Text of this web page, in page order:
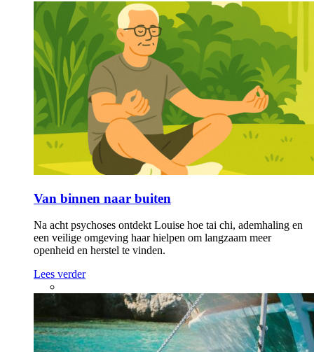
Van binnen naar buiten
Na acht psychoses ontdekt Louise hoe tai chi, ademhaling en
een veilige omgeving haar hielpen om langzaam meer
openheid en herstel te vinden.
Lees verder